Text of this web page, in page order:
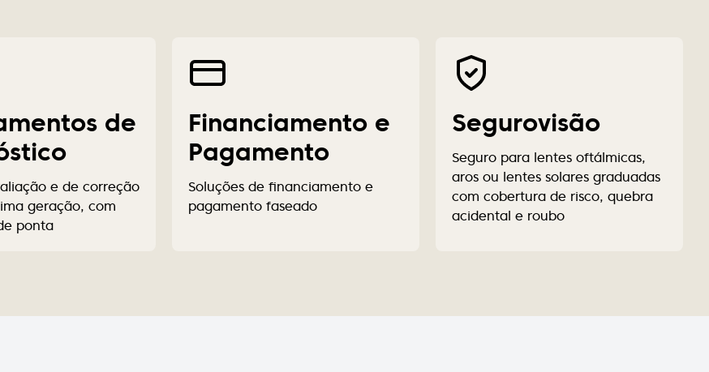
de
e de correção
geração, com
ponta
Financiamento e
Pagamento
Soluções de financiamento e
pagamento faseado
Segurovisão
Seguro para lentes oftálmicas,
aros ou lentes solares graduadas
com cobertura de risco, quebra
acidental e roubo